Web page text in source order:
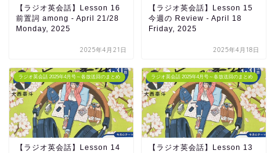
【ラジオ英会話】Lesson 16
前置詞 among - April 21/28
Monday, 2025
2025年4月21日
【ラジオ英会話】Lesson 15
今週の Review - April 18
Friday, 2025
2025年4月18日
ラジオ英会話 2025年4月号～各放送回のまとめ
【ラジオ英会話】Lesson 14
ラジオ英会話 2025年4月号～各放送回のまとめ
【ラジオ英会話】Lesson 13